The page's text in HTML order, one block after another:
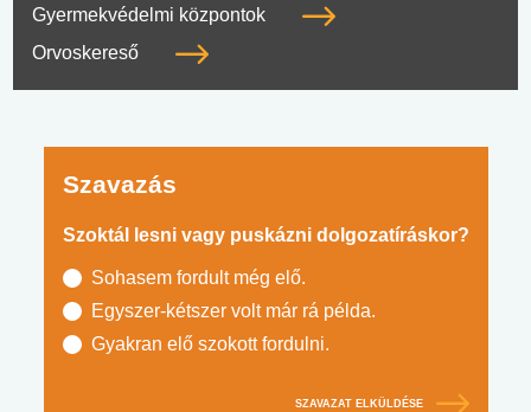
Gyermekvédelmi központok
Orvoskereső
Szavazás
Szoktál lesni vagy puskázni dolgozatíráskor?
Sohasem fordult még elő.
Egyszer-kétszer volt már rá példa.
Gyakran elő szokott fordulni.
SZAVAZAT ELKÜLDÉSE